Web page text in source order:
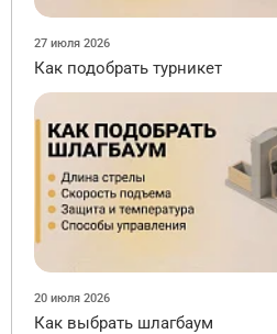
27 июля 2026
Как подобрать турникет
20 июля 2026
Как выбрать шлагбаум